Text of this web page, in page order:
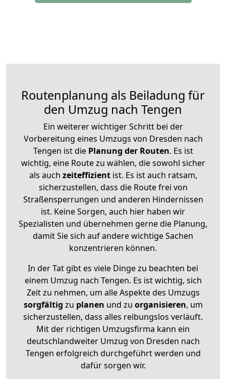
Routenplanung als Beiladung für
den Umzug nach Tengen
Ein weiterer wichtiger Schritt bei der
Vorbereitung eines Umzugs von Dresden nach
Tengen ist diePlanung der Routen. Es ist
wichtig, eine Route zu wählen, die sowohl sicher
als auch zeiteffizientist. Es ist auch ratsam,
sicherzustellen, dass die Route frei von
Straßensperrungen und anderen Hindernissen
ist. Keine Sorgen, auch hier haben wir
Spezialisten und übernehmen gerne die Planung,
damit Sie sich auf andere wichtige Sachen
konzentrieren können.
In der Tat gibt es viele Dinge zu beachten bei
einem Umzug nach Tengen. Es ist wichtig, sich
Zeit zu nehmen, um alle Aspekte des Umzugs
sorgfältig zu planen und zu organisieren, um
sicherzustellen, dass alles reibungslos verläuft.
Mit der richtigen Umzugsfirma kann ein
deutschlandweiter Umzug von Dresden nach
Tengen erfolgreich durchgeführt werden und
dafür sorgen wir.